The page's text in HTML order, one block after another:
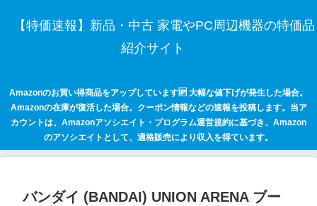
【特価速報】新品・中古 家電やPC周辺機器の特価品
紹介サイト
Amazonのお買い得商品をアップしています🆙 大幅な値下げが発生した場合。
Amazonの在庫が復活した場合。クーポン情報などの速報を投稿します。当ア
カウントは、Amazonアソシエイト・プログラム運営規約に基づき、Amazon
のアソシエイトとして、適格販売により収入を得ています。
バンダイ (BANDAI) UNION ARENA ブー